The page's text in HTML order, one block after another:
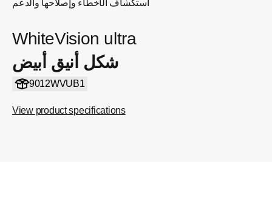
استكشاف الأخطاء وإصلاحها والدعم
WhiteVision ultra
شكل أنيق أبيض
9012WVUB1
View product specifications